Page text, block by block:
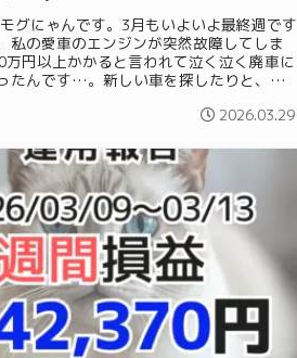
グにゃんです。3月もいよいよ最終週です
私の愛車のエンジンが突然故障してしま
万円以上かかると言われて泣く泣く廃車に
たんです…。新しい車を探したりと、予
2026.03.29